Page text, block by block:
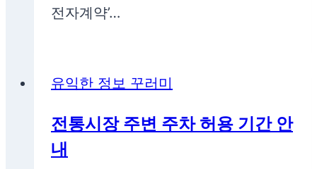
전자계약’…
유익한 정보 꾸러미
전통시장 주변 주차 허용 기간 안
내